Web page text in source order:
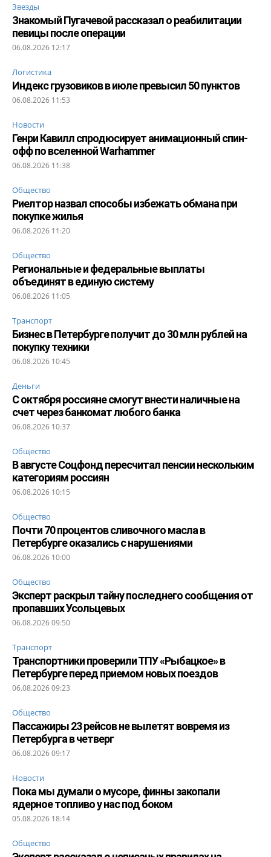
Звезды
Знакомый Пугачевой рассказал о реабилитации
певицы после операции
06.08.2026 12:17
Логистика
Индекс грузовиков в июле превысил 50 пунктов
06.08.2026 11:53
Новости
Генри Кавилл спродюсирует анимационный спин-
офф по вселенной Warhammer
06.08.2026 11:38
Общество
Риелтор назвал способы избежать обмана при
покупке жилья
06.08.2026 11:20
Общество
Региональные и федеральные выплаты
объединят в единую систему
06.08.2026 11:05
Транспорт
Бизнес в Петербурге получит до 30 млн рублей на
покупку техники
06.08.2026 10:45
Деньги
С октября россияне смогут внести наличные на
счет через банкомат любого банка
06.08.2026 10:37
Общество
В августе Соцфонд пересчитал пенсии нескольким
категориям россиян
06.08.2026 10:15
Общество
Почти 70 процентов сливочного масла в
Петербурге оказались с нарушениями
06.08.2026 10:00
Общество
Эксперт раскрыл тайну последнего сообщения от
пропавших Усольцевых
06.08.2026 09:50
Транспорт
Транспортники проверили ТПУ «Рыбацкое» в
Петербурге перед приемом новых поездов
06.08.2026 09:23
Общество
Пассажиры 23 рейсов не вылетят вовремя из
Петербурга в четверг
06.08.2026 09:17
Новости
Пока мы думали о мусоре, финны закопали
ядерное топливо у нас под боком
05.08.2026 18:14
Общество